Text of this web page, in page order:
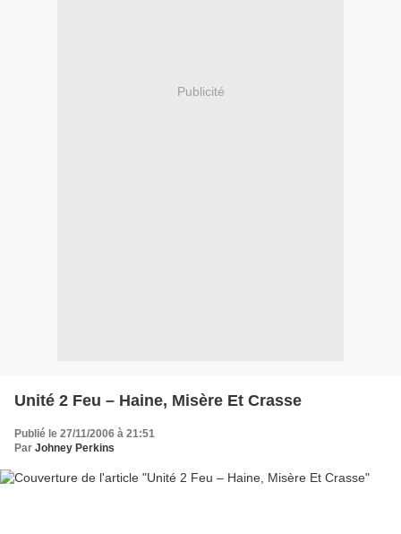
Publicité
Unité 2 Feu – Haine, Misère Et Crasse
Publié le 27/11/2006 à 21:51
Par Johney Perkins